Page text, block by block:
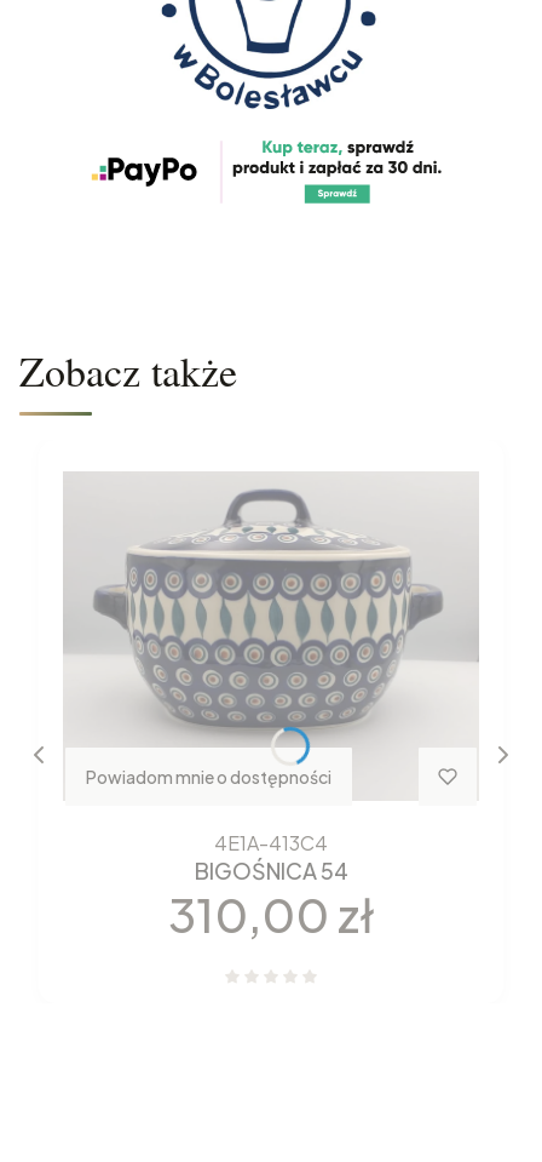
Zobacz także
Powiadom mnie o dostępności
4E1A-413C4
BIGOŚNICA 54
Cena
310,00 zł